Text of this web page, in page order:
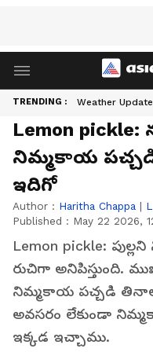
TRENDING : Weather Update
Lemon
నిమ్మకాయ
ఇదిగో
Author : Haritha Chappa |
Published : May 22 2026,
Lemon pickle:
రుచిగా అనిపిస్తుంది.
నిమ్మకాయ పచ్చడి
అవసరం లేకుండా
ఇక్కడ ఇచ్చాము.